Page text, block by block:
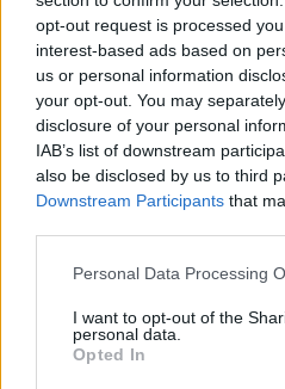
opt-out request is processed
interest-based ads based on
us or personal information
your opt-out. You may
disclosure of your personal
IAB’s list of downstream
also be disclosed by us to third
Downstream Participants that
Personal Data Processing
I want to opt-out of the
personal data.
Opted In
puissantes, sportives ou
chères à couvrir. À
ancienne ou peu puissante
moins cher à assurer. Si
nouvelle voiture, pensez à
de tarif d’assurance avant
Adopter des petits
au quotidien
Outre l’assurance auto, la
multiples occasions